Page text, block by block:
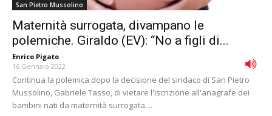
San Pietro Mussolino
Maternità surrogata, divampano le
polemiche. Giraldo (EV): “No a figli di...
Enrico Pigato -
16 Gennaio 2022
Continua la polemica dopo la decisione del sindaco di San Pietro
Mussolino, Gabriele Tasso, di vietare l'iscrizione all'anagrafe dei
bambini nati da maternità surrogata....